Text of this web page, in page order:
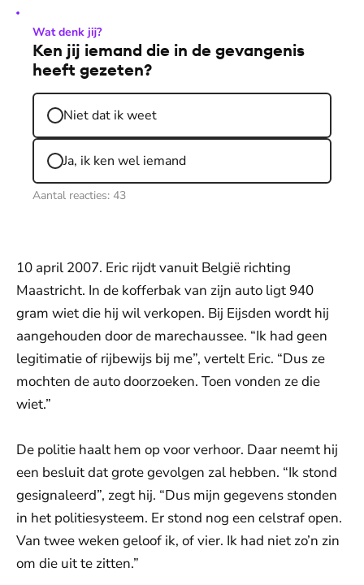
Wat denk jij?
Ken jij iemand die in de gevangenis
heeft gezeten?
Niet dat ik weet
Ja, ik ken wel iemand
Aantal reacties: 43
10 april 2007. Eric rijdt vanuit België richting
Maastricht. In de kofferbak van zijn auto ligt 940
gram wiet die hij wil verkopen. Bij Eijsden wordt hij
aangehouden door de marechaussee. “Ik had geen
legitimatie of rijbewijs bij me”, vertelt Eric. “Dus ze
mochten de auto doorzoeken. Toen vonden ze die
wiet.”
De politie haalt hem op voor verhoor. Daar neemt hij
een besluit dat grote gevolgen zal hebben. “Ik stond
gesignaleerd”, zegt hij. “Dus mijn gegevens stonden
in het politiesysteem. Er stond nog een celstraf open.
Van twee weken geloof ik, of vier. Ik had niet zo’n zin
om die uit te zitten.”